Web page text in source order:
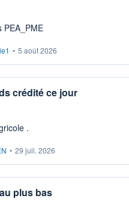
PEA_PME
• 5 août 2026
crédité ce jour
.
• 29 juil. 2026
plus bas